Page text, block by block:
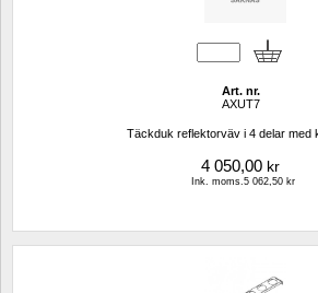
Art. nr.
AXUT7
Täckduk reflektorväv i 4 delar med
4 050,00 kr
Ink. moms.5 062,50 kr